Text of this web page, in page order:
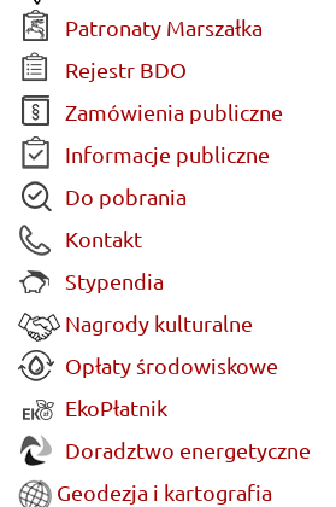
Patronaty Marszałka
Rejestr BDO
Zamówienia publiczne
Informacje publiczne
Do pobrania
Kontakt
Stypendia
Nagrody kulturalne
Opłaty środowiskowe
EkoPłatnik
Doradztwo energetyczne
Geodezja i kartografia